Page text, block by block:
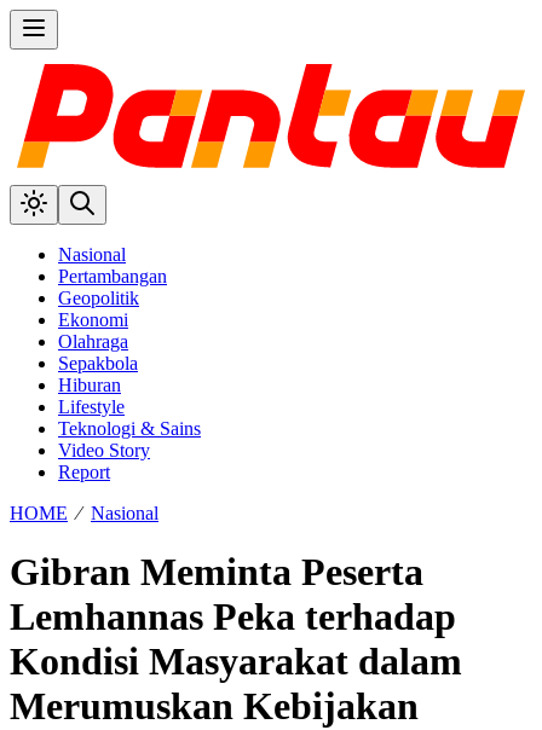
Nasional
Pertambangan
Geopolitik
Ekonomi
Olahraga
Sepakbola
Hiburan
Lifestyle
Teknologi & Sains
Video Story
Report
HOME ⁄ Nasional
Gibran Meminta Peserta
Lemhannas Peka terhadap
Kondisi Masyarakat dalam
Merumuskan Kebijakan